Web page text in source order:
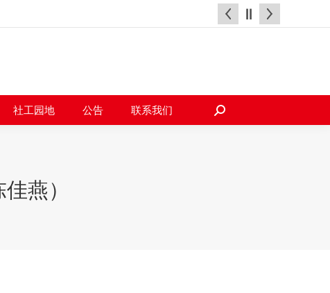
社工园地 公告 联系我们
搜
燕）
者天地 社工园地 公告 联系我们
搜